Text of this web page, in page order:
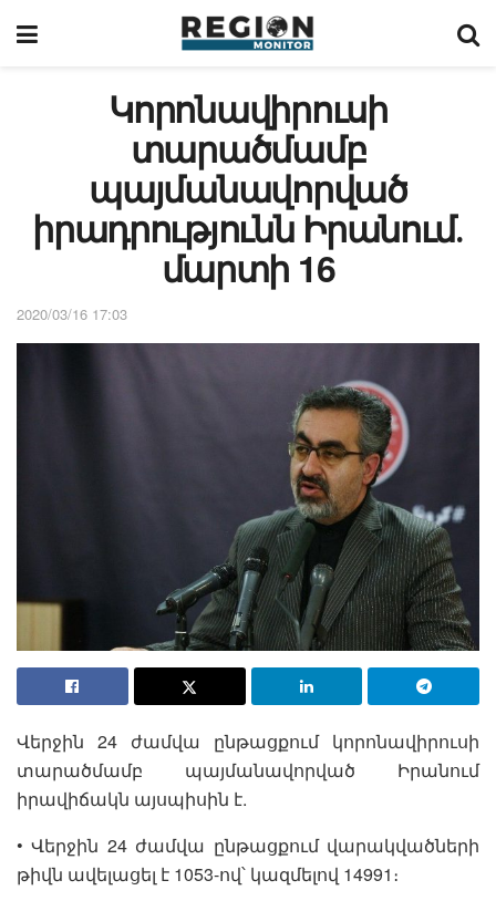
Կորոնավիրուսի
տարածմամբ
պայմանավորված
իրադրությունն Իրանում․
մարտի 16
2020/03/16 17:03
Վերջին 24 ժամվա ընթացքում կորոնավիրուսի
տարածմամբ պայմանավորված Իրանում
իրավիճակն այսպիսին է.
• Վերջին 24 ժամվա ընթացքում վարակվածների
թիվն ավելացել է 1053-ով՝ կազմելով 14991։